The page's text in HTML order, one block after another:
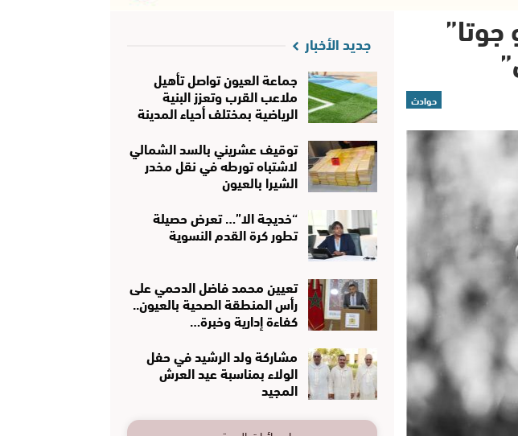
حوادث
جديد الأخبار
جماعة العيون تواصل تأهيل
ملاعب القرب وتعزز البنية
الرياضية بمختلف أحياء المدينة
توقيف عشريني بالسد الشمالي
لاشتباه تورطه في نقل مخدر
الشيرا بالعيون
“خديجة الا”… تعرض حصيلة
تطور كرة القدم النسوية
تعيين محمد فاضل الدحمي على
رأس المنطقة الصحية بالعيون..
كفاءة إدارية وخبرة…
مشاركة ولد الرشيد في حفل
الولاء بمناسبة عيد العرش
المجيد